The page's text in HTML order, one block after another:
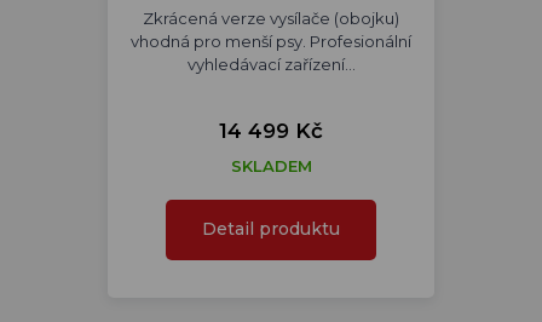
Zkrácená verze vysílače (obojku)
vhodná pro menší psy. Profesionální
vyhledávací zařízení…
14 499 Kč
SKLADEM
Detail produktu